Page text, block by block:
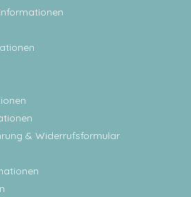
& Widerrufsformular